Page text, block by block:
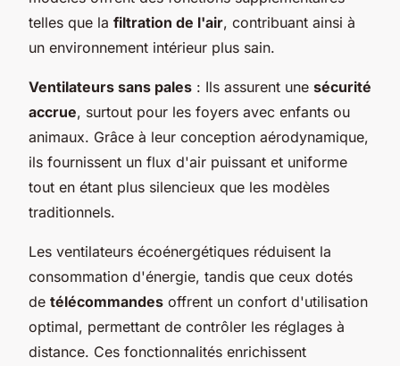
telles que la filtration de l'air, contribuant ainsi à
un environnement intérieur plus sain.
Ventilateurs sans pales : Ils assurent une sécurité
accrue, surtout pour les foyers avec enfants ou
animaux. Grâce à leur conception aérodynamique,
ils fournissent un flux d'air puissant et uniforme
tout en étant plus silencieux que les modèles
traditionnels.
Les ventilateurs écoénergétiques réduisent la
consommation d'énergie, tandis que ceux dotés
de télécommandes offrent un confort d'utilisation
optimal, permettant de contrôler les réglages à
distance. Ces fonctionnalités enrichissent